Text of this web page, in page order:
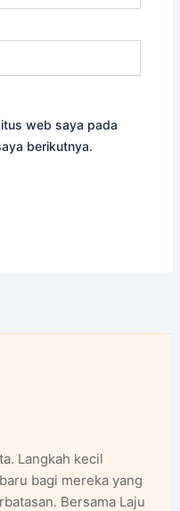
web saya pada
berikutnya.
Langkah kecil
bagi mereka yang
Bersama Laju